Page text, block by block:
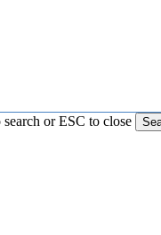
or ESC to close